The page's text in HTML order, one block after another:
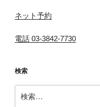
ジ
送
ネット予約
電話 03-3842-7730
検索
索: